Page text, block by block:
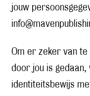
jouw
Om er zeker van
door jou is gedaan,
identiteitsbewijs